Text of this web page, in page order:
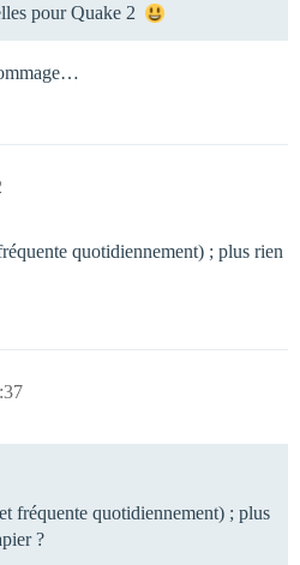
pour Quake 2
quotidiennement) ; plus rien
fréquente quotidiennement) ; plus
?